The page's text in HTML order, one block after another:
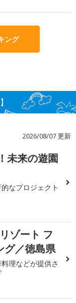
ング
2026/08/07 更新
未来の遊園
なプロジェクト
ゾート フ
グ／徳島県
理などが提供さ